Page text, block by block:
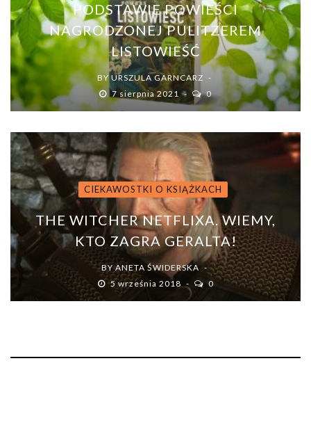
PODSTAWIE POWIEŚCI
NAGRODZONEJ PULITZEREM
LISTOWIEŚĆ
BY URSZULA GARNCARZ
7 sierpnia 2021
0
CIEKAWOSTKI O KSIĄŻKACH
THE WITCHER NETFLIXA. WIEMY,
KTO ZAGRA GERALTA!
BYANETA ŚWIDERSKA
5 września 2018
0